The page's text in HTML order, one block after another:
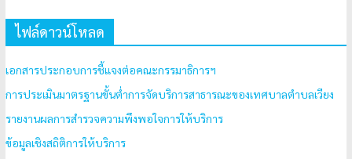
ไฟล์ดาวน์โหลด
เอกสารประกอบการชี้แจงต่อคณะกรรมาธิการฯ
การประเมินมาตรฐานขั้นต่ำการจัดบริการสาธารณะของเทศบาลตำบลเวียง
รายงานผลการสำรวจความพึงพอใจการให้บริการ
ข้อมูลเชิงสถิติการให้บริการ